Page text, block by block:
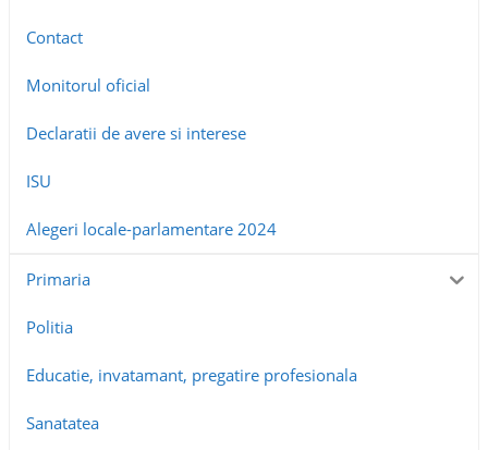
Contact
Monitorul oficial
Declaratii de avere si interese
ISU
Alegeri locale-parlamentare 2024
Primaria
Politia
Educatie, invatamant, pregatire profesionala
Sanatatea